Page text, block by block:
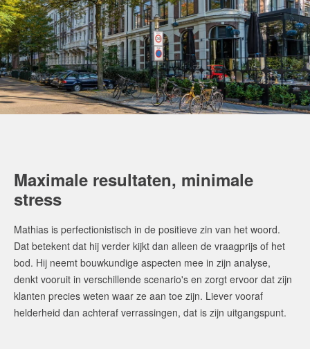
Maximale resultaten, minimale
stress
Mathias is perfectionistisch in de positieve zin van het woord.
Dat betekent dat hij verder kijkt dan alleen de vraagprijs of het
bod. Hij neemt bouwkundige aspecten mee in zijn analyse,
denkt vooruit in verschillende scenario's en zorgt ervoor dat zijn
klanten precies weten waar ze aan toe zijn. Liever vooraf
helderheid dan achteraf verrassingen, dat is zijn uitgangspunt.